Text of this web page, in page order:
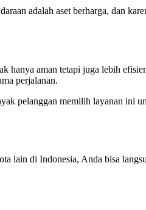
adalah aset berharga, dan
aman tetapi juga lebih
perjalanan.
pelanggan memilih layanan ini
lain di Indonesia, Anda bisa